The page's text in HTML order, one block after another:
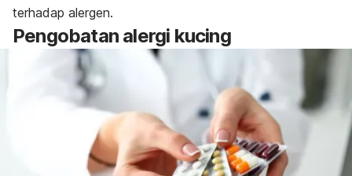
terhadap alergen.
Pengobatan alergi kucing